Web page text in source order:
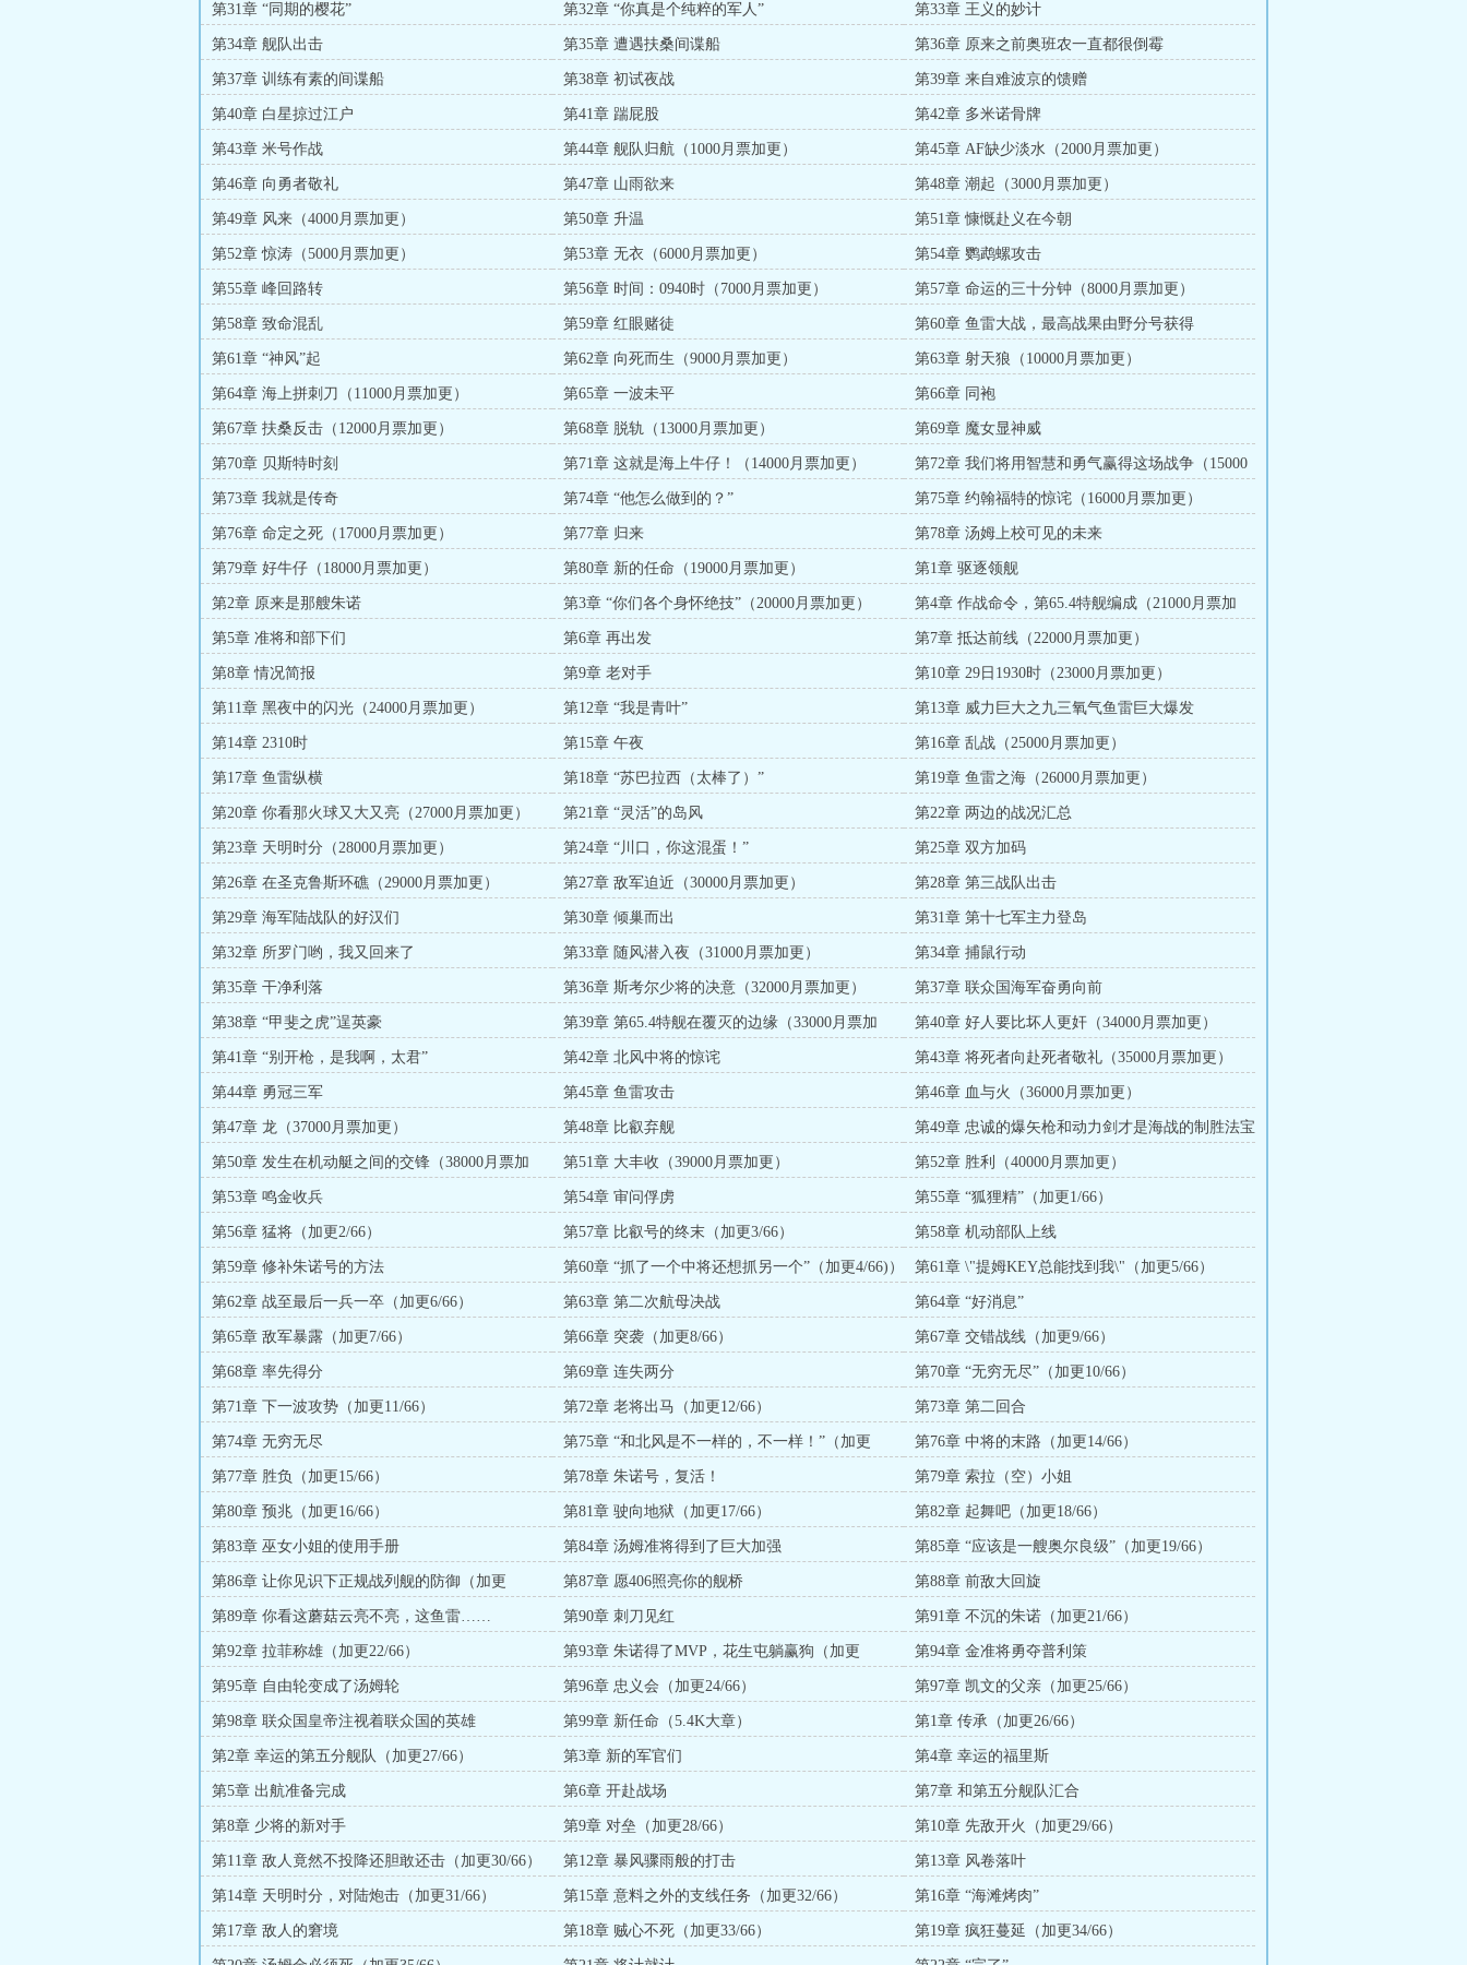
第31章 “同期的樱花” 第32章 “你真是个纯粹的军人” 第33章 王义的妙计
第34章 舰队出击 第35章 遭遇扶桑间谍船 第36章 原来之前奥班农一直都很倒霉
第37章 训练有素的间谍船 第38章 初试夜战 第39章 来自难波京的馈赠
第40章 白星掠过江户 第41章 踹屁股 第42章 多米诺骨牌
第43章 米号作战 第44章 舰队归航（1000月票加更） 第45章 AF缺少淡水（2000月票加更）
第46章 向勇者敬礼 第47章 山雨欲来 第48章 潮起（3000月票加更）
第49章 风来（4000月票加更） 第50章 升温 第51章 慷慨赴义在今朝
第52章 惊涛（5000月票加更） 第53章 无衣（6000月票加更） 第54章 鹦鹉螺攻击
第55章 峰回路转 第56章 时间：0940时（7000月票加更） 第57章 命运的三十分钟（8000月票加更）
第58章 致命混乱 第59章 红眼赌徒 第60章 鱼雷大战，最高战果由野分号获得
第61章 “神风”起 第62章 向死而生（9000月票加更） 第63章 射天狼（10000月票加更）
第64章 海上拼刺刀（11000月票加更） 第65章 一波未平 第66章 同袍
第67章 扶桑反击（12000月票加更） 第68章 脱轨（13000月票加更） 第69章 魔女显神威
第70章 贝斯特时刻 第71章 这就是海上牛仔！（14000月票加更）
第72章 我们将用智慧和勇气赢得这场战争（15000
月票加更）
第73章 我就是传奇 第74章 “他怎么做到的？” 第75章 约翰福特的惊诧（16000月票加更）
第76章 命定之死（17000月票加更） 第77章 归来 第78章 汤姆上校可见的未来
第79章 好牛仔（18000月票加更） 第80章 新的任命（19000月票加更） 第1章 驱逐领舰
第2章 原来是那艘朱诺 第3章 “你们各个身怀绝技”（20000月票加更）
第4章 作战命令，第65.4特舰编成（21000月票加
更）
第5章 准将和部下们 第6章 再出发 第7章 抵达前线（22000月票加更）
第8章 情况简报 第9章 老对手 第10章 29日1930时（23000月票加更）
第11章 黑夜中的闪光（24000月票加更） 第12章 “我是青叶” 第13章 威力巨大之九三氧气鱼雷巨大爆发
第14章 2310时 第15章 午夜 第16章 乱战（25000月票加更）
第17章 鱼雷纵横 第18章 “苏巴拉西（太棒了）” 第19章 鱼雷之海（26000月票加更）
第20章 你看那火球又大又亮（27000月票加更） 第21章 “灵活”的岛风 第22章 两边的战况汇总
第23章 天明时分（28000月票加更） 第24章 “川口，你这混蛋！” 第25章 双方加码
第26章 在圣克鲁斯环礁（29000月票加更） 第27章 敌军迫近（30000月票加更） 第28章 第三战队出击
第29章 海军陆战队的好汉们 第30章 倾巢而出 第31章 第十七军主力登岛
第32章 所罗门哟，我又回来了 第33章 随风潜入夜（31000月票加更） 第34章 捕鼠行动
第35章 干净利落 第36章 斯考尔少将的决意（32000月票加更） 第37章 联众国海军奋勇向前
第38章 “甲斐之虎”逞英豪
第39章 第65.4特舰在覆灭的边缘（33000月票加
更）
第40章 好人要比坏人更奸（34000月票加更）
第41章 “别开枪，是我啊，太君” 第42章 北风中将的惊诧 第43章 将死者向赴死者敬礼（35000月票加更）
第44章 勇冠三军 第45章 鱼雷攻击 第46章 血与火（36000月票加更）
第47章 龙（37000月票加更） 第48章 比叡弃舰 第49章 忠诚的爆矢枪和动力剑才是海战的制胜法宝
第50章 发生在机动艇之间的交锋（38000月票加
更）
第51章 大丰收（39000月票加更） 第52章 胜利（40000月票加更）
第53章 鸣金收兵 第54章 审问俘虏 第55章 “狐狸精”（加更1/66）
第56章 猛将（加更2/66） 第57章 比叡号的终末（加更3/66） 第58章 机动部队上线
第59章 修补朱诺号的方法 第60章 “抓了一个中将还想抓另一个”（加更4/66)） 第61章 \"提姆KEY总能找到我\"（加更5/66）
第62章 战至最后一兵一卒（加更6/66） 第63章 第二次航母决战 第64章 “好消息”
第65章 敌军暴露（加更7/66） 第66章 突袭（加更8/66） 第67章 交错战线（加更9/66）
第68章 率先得分 第69章 连失两分 第70章 “无穷无尽”（加更10/66）
第71章 下一波攻势（加更11/66） 第72章 老将出马（加更12/66） 第73章 第二回合
第74章 无穷无尽
第75章 “和北风是不一样的，不一样！”（加更
13/66）
第76章 中将的末路（加更14/66）
第77章 胜负（加更15/66） 第78章 朱诺号，复活！ 第79章 索拉（空）小姐
第80章 预兆（加更16/66） 第81章 驶向地狱（加更17/66） 第82章 起舞吧（加更18/66）
第83章 巫女小姐的使用手册 第84章 汤姆准将得到了巨大加强 第85章 “应该是一艘奥尔良级”（加更19/66）
第86章 让你见识下正规战列舰的防御（加更
20/66）
第87章 愿406照亮你的舰桥 第88章 前敌大回旋
第89章 你看这蘑菇云亮不亮，这鱼雷…… 第90章 刺刀见红 第91章 不沉的朱诺（加更21/66）
第92章 拉菲称雄（加更22/66）
第93章 朱诺得了MVP，花生屯躺赢狗（加更
23/66）
第94章 金准将勇夺普利策
第95章 自由轮变成了汤姆轮 第96章 忠义会（加更24/66） 第97章 凯文的父亲（加更25/66）
第98章 联众国皇帝注视着联众国的英雄 第99章 新任命（5.4K大章） 第1章 传承（加更26/66）
第2章 幸运的第五分舰队（加更27/66） 第3章 新的军官们 第4章 幸运的福里斯
第5章 出航准备完成 第6章 开赴战场 第7章 和第五分舰队汇合
第8章 少将的新对手 第9章 对垒（加更28/66） 第10章 先敌开火（加更29/66）
第11章 敌人竟然不投降还胆敢还击（加更30/66） 第12章 暴风骤雨般的打击 第13章 风卷落叶
第14章 天明时分，对陆炮击（加更31/66） 第15章 意料之外的支线任务（加更32/66） 第16章 “海滩烤肉”
第17章 敌人的窘境 第18章 贼心不死（加更33/66） 第19章 疯狂蔓延（加更34/66）